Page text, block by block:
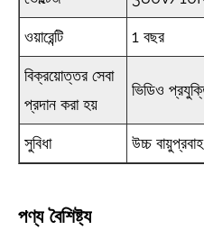
ওয়ারেন্টি 1 বছর
বিক্রয়োত্তর সেবা
প্রদান করা হয়
ভিডিও
সুবিধা উচ্চ বায়ুপ্রবাহ
পণ্য বৈশিষ্ট্য